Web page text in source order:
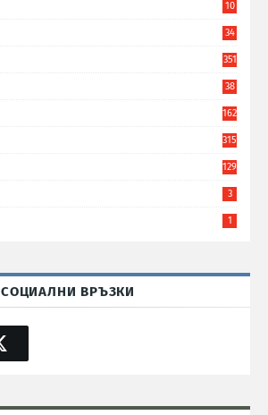
10
34
351
38
162
315
129
3
1
СОЦИАЛНИ ВРЪЗКИ